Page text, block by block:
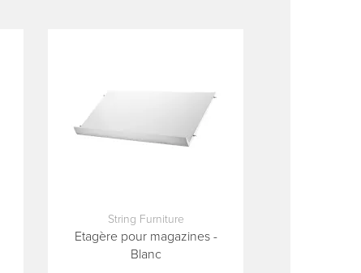
String Furniture
Etagère pour magazines -
Blanc